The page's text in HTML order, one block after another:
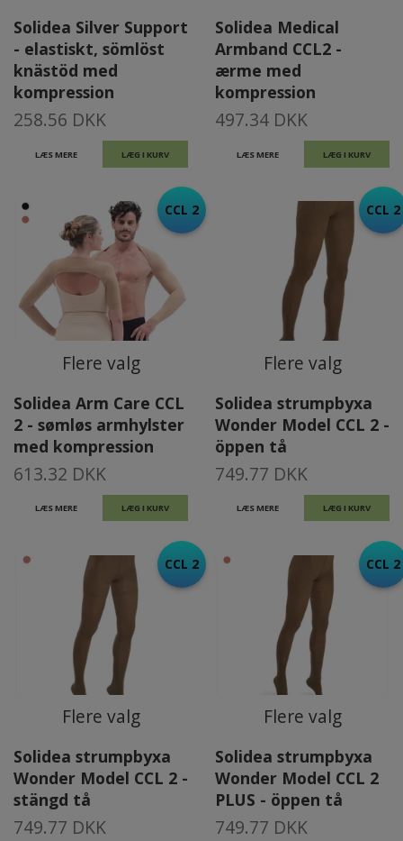
Solidea Silver Support
- elastiskt, sömlöst
knästöd med
kompression
258.56 DKK
LÆS MERE LÆG I KURV
Solidea Medical
Armband CCL2 -
ærme med
kompression
497.34 DKK
LÆS MERE LÆG I KURV
CCL 2
Flere valg
Solidea Arm Care CCL
2 - sømløs armhylster
med kompression
613.32 DKK
LÆS MERE LÆG I KURV
CCL 2
Flere valg
Solidea strumpbyxa
Wonder Model CCL 2 -
öppen tå
749.77 DKK
LÆS MERE LÆG I KURV
CCL 2
Flere valg
Solidea strumpbyxa
Wonder Model CCL 2 -
stängd tå
749.77 DKK
CCL 2
Flere valg
Solidea strumpbyxa
Wonder Model CCL 2
PLUS - öppen tå
749.77 DKK